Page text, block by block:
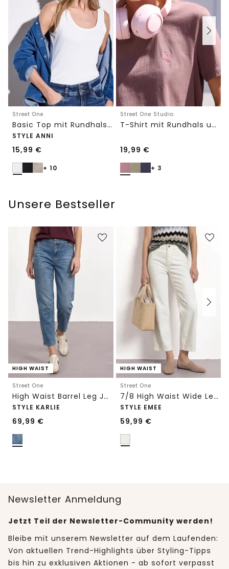
Street One
Basic Top mit Rundhals in Unifarbe
STYLE ANNI
15,99 €
+ 10
Street One Studio
T-Shirt mit Rundhals und Embroidery-Detail
19,99 €
+ 3
Unsere Bestseller
HIGH WAIST
Street One
High Waist Barrel Leg Jeans im Loose Fit
STYLE KARLIE
69,99 €
HIGH WAIST
Street One
7/8 High Waist Wide Leg Jeans im Loose Fit
STYLE EMEE
59,99 €
Newsletter Anmeldung
Jetzt Teil der Newsletter-Community werden!
Bleibe mit unserem Newsletter auf dem Laufenden:
Von aktuellen Trend-Highlights über Styling-Tipps
bis hin zu exklusiven Aktionen - ab sofort verpasst